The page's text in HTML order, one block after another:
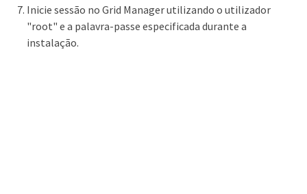
Inicie sessão no Grid Manager utilizando o utilizador
"root" e a palavra-passe especificada durante a
instalação.